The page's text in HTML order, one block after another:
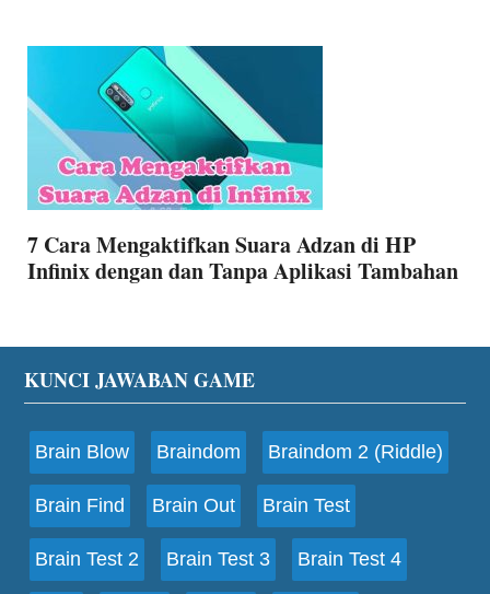
7 Cara Mengaktifkan Suara Adzan di HP
Infinix dengan dan Tanpa Aplikasi Tambahan
Footer
KUNCI JAWABAN GAME
Brain Blow Braindom Braindom 2 (Riddle)
Brain Find Brain Out Brain Test
Brain Test 2 Brain Test 3 Brain Test 4